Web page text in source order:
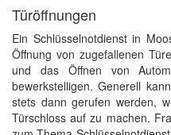
Türöffnungen
Ein Schlüsselnotdienst in
Öffnung von zugefallenen
und das Öffnen von
bewerkstelligen. Generell
stets dann gerufen werden,
Türschloss auf zu machen.